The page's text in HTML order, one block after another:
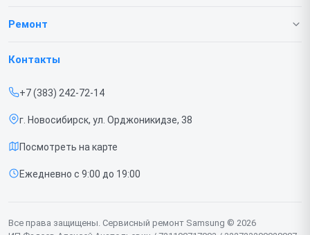
О нашем сервисе
Срочный ремонт
Доставка и способы оплаты
Диагностика
Контакты
Ремонт
Телефонов
Контакты
+7 (383) 242-72-14
г. Новосибирск, ул. Орджоникидзе, 38
Посмотреть на карте
Ежедневно с 9:00 до 19:00
Все права защищены. Сервисный ремонт Samsung © 2026